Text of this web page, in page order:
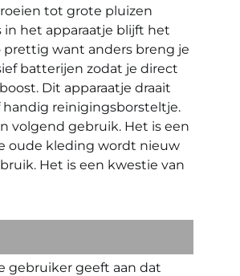
tot grote pluizen
in het apparaatje blijft het
prettig want anders breng je
batterijen zodat je direct
Dit apparaatje draait
reinigingsborsteltje.
volgend gebruik. Het is een
oude kleding wordt nieuw
Het is een kwestie van
gebruiker geeft aan dat